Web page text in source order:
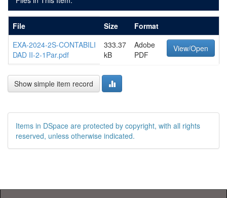
File Size
Format
EXA-2024-2S-CONTABILI
DAD II-2-1Par.pdf
333.37
kB
Adobe
PDF
View/Open
Show simple item record
Items in DSpace are protected by copyright, with all rights
reserved, unless otherwise indicated.